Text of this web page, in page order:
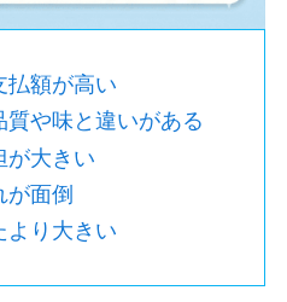
払額が高い
や味と違いがある
が大きい
が面倒
より大きい